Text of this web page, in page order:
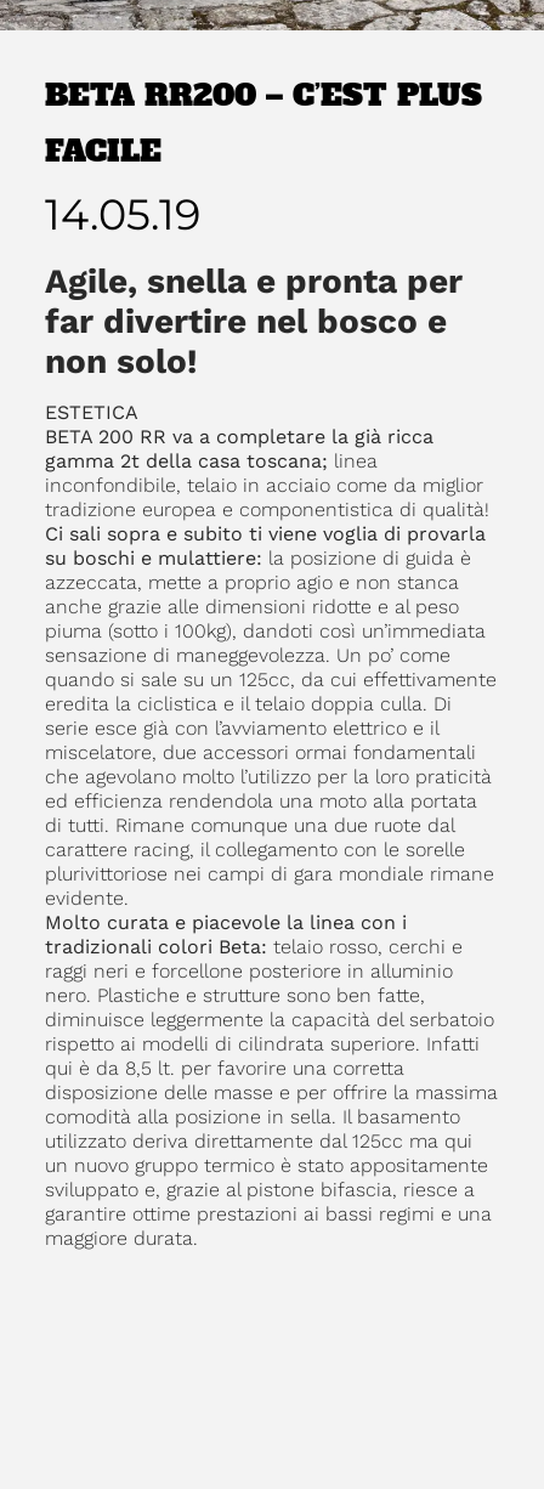
BETA RR200 – C’EST PLUS
FACILE
14.05.19
Agile, snella e pronta per
far divertire nel bosco e
non solo!
ESTETICA
BETA 200 RR va a completare la già ricca
gamma 2t della casa toscana; linea
inconfondibile, telaio in acciaio come da miglior
tradizione europea e componentistica di qualità!
Ci sali sopra e subito ti viene voglia di provarla
su boschi e mulattiere: la posizione di guida è
azzeccata, mette a proprio agio e non stanca
anche grazie alle dimensioni ridotte e al peso
piuma (sotto i 100kg), dandoti così un’immediata
sensazione di maneggevolezza. Un po’ come
quando si sale su un 125cc, da cui effettivamente
eredita la ciclistica e il telaio doppia culla. Di
serie esce già con l’avviamento elettrico e il
miscelatore, due accessori ormai fondamentali
che agevolano molto l’utilizzo per la loro praticità
ed efficienza rendendola una moto alla portata
di tutti. Rimane comunque una due ruote dal
carattere racing, il collegamento con le sorelle
plurivittoriose nei campi di gara mondiale rimane
evidente.
Molto curata e piacevole la linea con i
tradizionali colori Beta: telaio rosso, cerchi e
raggi neri e forcellone posteriore in alluminio
nero. Plastiche e strutture sono ben fatte,
diminuisce leggermente la capacità del serbatoio
rispetto ai modelli di cilindrata superiore. Infatti
qui è da 8,5 lt. per favorire una corretta
disposizione delle masse e per offrire la massima
comodità alla posizione in sella. Il basamento
utilizzato deriva direttamente dal 125cc ma qui
un nuovo gruppo termico è stato appositamente
sviluppato e, grazie al pistone bifascia, riesce a
garantire ottime prestazioni ai bassi regimi e una
maggiore durata.